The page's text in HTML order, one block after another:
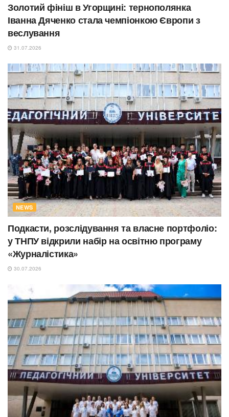
Золотий фініш в Угорщині: тернополянка
Іванна Дяченко стала чемпіонкою Європи з
веслування
31.07.2026
NEWS
Подкасти, розслідування та власне портфоліо:
у ТНПУ відкрили набір на освітню програму
«Журналістика»
30.07.2026